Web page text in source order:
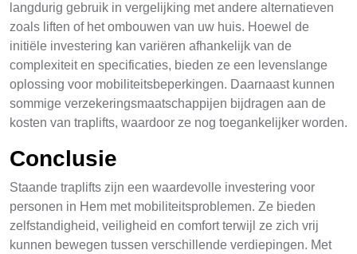
langdurig gebruik in vergelijking met andere alternatieven
zoals liften of het ombouwen van uw huis. Hoewel de
initiële investering kan variëren afhankelijk van de
complexiteit en specificaties, bieden ze een levenslange
oplossing voor mobiliteitsbeperkingen. Daarnaast kunnen
sommige verzekeringsmaatschappijen bijdragen aan de
kosten van traplifts, waardoor ze nog toegankelijker worden.
Conclusie
Staande traplifts zijn een waardevolle investering voor
personen in Hem met mobiliteitsproblemen. Ze bieden
zelfstandigheid, veiligheid en comfort terwijl ze zich vrij
kunnen bewegen tussen verschillende verdiepingen. Met